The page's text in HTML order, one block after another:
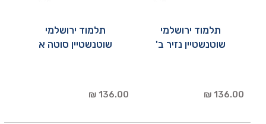
תלמוד ירושלמי
שוטנשטיין נזיר ב'
136.00 ₪
תלמוד ירושלמי
שוטנשטיין סוטה א
136.00 ₪